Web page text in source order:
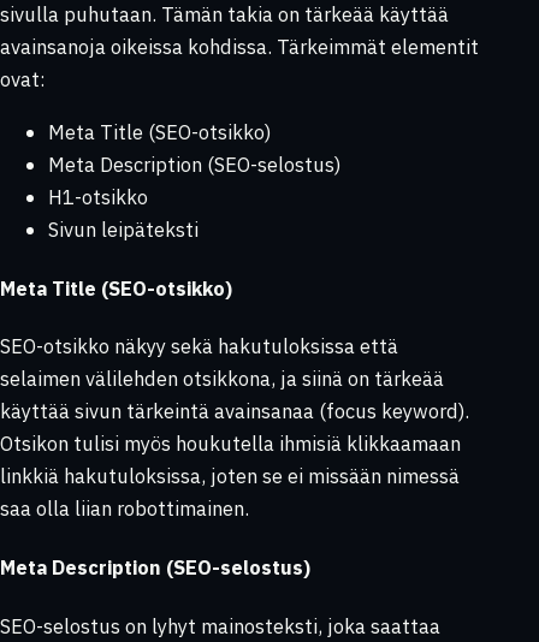
sivulla puhutaan. Tämän takia on tärkeää käyttää
avainsanoja oikeissa kohdissa. Tärkeimmät elementit
ovat:
Meta Title (SEO-otsikko)
Meta Description (SEO-selostus)
H1-otsikko
Sivun leipäteksti
Meta Title (SEO-otsikko)
SEO-otsikko näkyy sekä hakutuloksissa että
selaimen välilehden otsikkona, ja siinä on tärkeää
käyttää sivun tärkeintä avainsanaa (focus keyword).
Otsikon tulisi myös houkutella ihmisiä klikkaamaan
linkkiä hakutuloksissa, joten se ei missään nimessä
saa olla liian robottimainen.
Meta Description (SEO-selostus)
SEO-selostus on lyhyt mainosteksti, joka saattaa